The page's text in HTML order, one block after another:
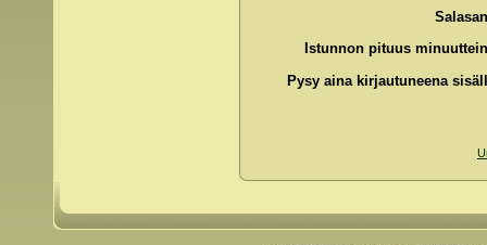
Istunnon pituus
Pysy aina kirjautuneena